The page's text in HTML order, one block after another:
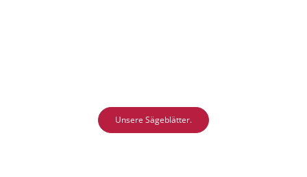
Unsere Sägeblätter.